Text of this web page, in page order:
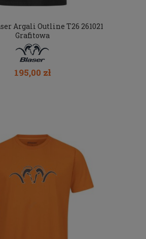
Argali Outline T26 261021
Grafitowa
195,00 zł